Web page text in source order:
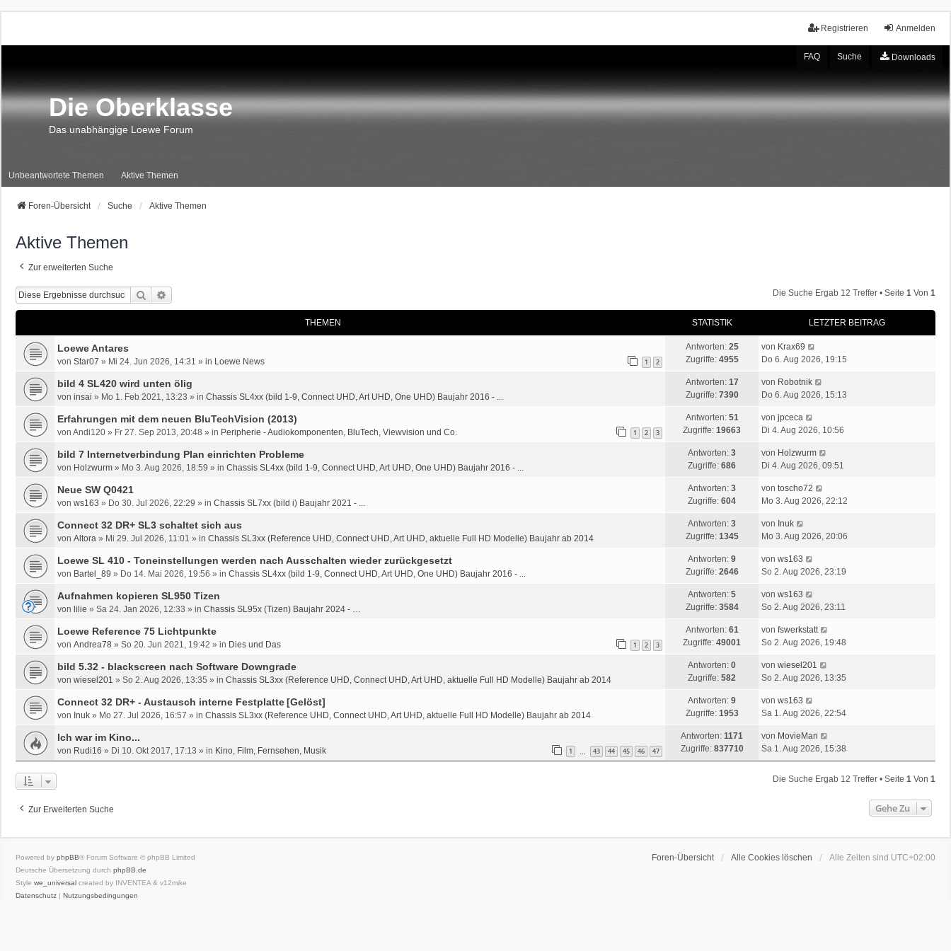
Anmelden
Registrieren
FAQ Suche Downloads
Die Oberklasse
Das unabhängige Loewe Forum
Unbeantwortete Themen Aktive Themen
Foren-Übersicht Suche Aktive Themen
Aktive Themen
Zur erweiterten Suche
Suche Die Suche Ergab 12 Treffer • Seite 1 Von 1
THEMEN STATISTIK LETZTER BEITRAG
Loewe Antares
von Star07 » Mi 24. Jun 2026, 14:31 » in Loewe News 1 2
Antworten: 25
Zugriffe: 4955
von Krax69
Do 6. Aug 2026, 19:15
bild 4 SL420 wird unten ölig
von insai » Mo 1. Feb 2021, 13:23 » in Chassis SL4xx (bild 1-9, Connect UHD, Art UHD, One UHD) Baujahr 2016 - ...
Antworten: 17
Zugriffe: 7390
von Robotnik
Do 6. Aug 2026, 15:13
Erfahrungen mit dem neuen BluTechVision (2013)
von Andi120 » Fr 27. Sep 2013, 20:48 » in Peripherie - Audiokomponenten, BluTech, Viewvision und Co. 1 2 3
Antworten: 51
Zugriffe: 19663
von jpceca
Di 4. Aug 2026, 10:56
bild 7 Internetverbindung Plan einrichten Probleme
von Holzwurm » Mo 3. Aug 2026, 18:59 » in Chassis SL4xx (bild 1-9, Connect UHD, Art UHD, One UHD) Baujahr 2016 - ...
Antworten: 3
Zugriffe: 686
von Holzwurm
Di 4. Aug 2026, 09:51
Neue SW Q0421
von ws163 » Do 30. Jul 2026, 22:29 » in Chassis SL7xx (bild i) Baujahr 2021 - ...
Antworten: 3
Zugriffe: 604
von toscho72
Mo 3. Aug 2026, 22:12
Connect 32 DR+ SL3 schaltet sich aus
von Altora » Mi 29. Jul 2026, 11:01 » in Chassis SL3xx (Reference UHD, Connect UHD, Art UHD, aktuelle Full HD Modelle) Baujahr ab 2014
Antworten: 3
Zugriffe: 1345
von Inuk
Mo 3. Aug 2026, 20:06
Loewe SL 410 - Toneinstellungen werden nach Ausschalten wieder zurückgesetzt
von Bartel_89 » Do 14. Mai 2026, 19:56 » in Chassis SL4xx (bild 1-9, Connect UHD, Art UHD, One UHD) Baujahr 2016 - ...
Antworten: 9
Zugriffe: 2646
von ws163
So 2. Aug 2026, 23:19
Aufnahmen kopieren SL950 Tizen
von lilie » Sa 24. Jan 2026, 12:33 » in Chassis SL95x (Tizen) Baujahr 2024 - …
Antworten: 5
Zugriffe: 3584
von ws163
So 2. Aug 2026, 23:11
Loewe Reference 75 Lichtpunkte
von Andrea78 » So 20. Jun 2021, 19:42 » in Dies und Das 1 2 3
Antworten: 61
Zugriffe: 49001
von fswerkstatt
So 2. Aug 2026, 19:48
bild 5.32 - blackscreen nach Software Downgrade
von wiesel201 » So 2. Aug 2026, 13:35 » in Chassis SL3xx (Reference UHD, Connect UHD, Art UHD, aktuelle Full HD Modelle) Baujahr ab 2014
Antworten: 0
Zugriffe: 582
von wiesel201
So 2. Aug 2026, 13:35
Connect 32 DR+ - Austausch interne Festplatte[Gelöst]
von Inuk » Mo 27. Jul 2026, 16:57 » in Chassis SL3xx (Reference UHD, Connect UHD, Art UHD, aktuelle Full HD Modelle) Baujahr ab 2014
Antworten: 9
Zugriffe: 1953
von ws163
Sa 1. Aug 2026, 22:54
Ich war im Kino...
von Rudi16 » Di 10. Okt 2017, 17:13 » in Kino, Film, Fernsehen, Musik 1 43 44 45 46 47
Antworten: 1171
Zugriffe: 837710
von MovieMan
Sa 1. Aug 2026, 15:38
Die Suche Ergab 12 Treffer • Seite 1 Von 1
Zur Erweiterten Suche Gehe Zu
Foren-Übersicht Alle Cookies löschen Alle Zeiten sind UTC+02:00
Powered by phpBB® Forum Software © phpBB Limited
Deutsche Übersetzung durch phpBB.de
Style we_universal created by INVENTEA & v12mike
Datenschutz | Nutzungsbedingungen